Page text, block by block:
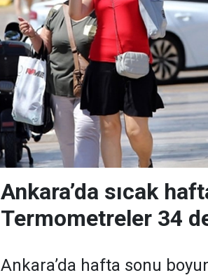
Ankara’da sıcak
Termometreler 34
Ankara’da hafta sonu